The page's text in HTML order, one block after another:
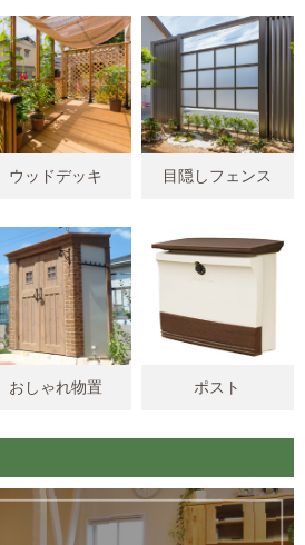
ウッドデッキ 目隠しフェンス
おしゃれ物置 ポスト